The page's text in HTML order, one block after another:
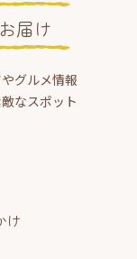
届け
グルメ情報
なスポット
け